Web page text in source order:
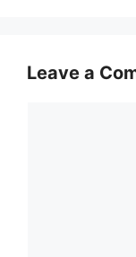
Leave a